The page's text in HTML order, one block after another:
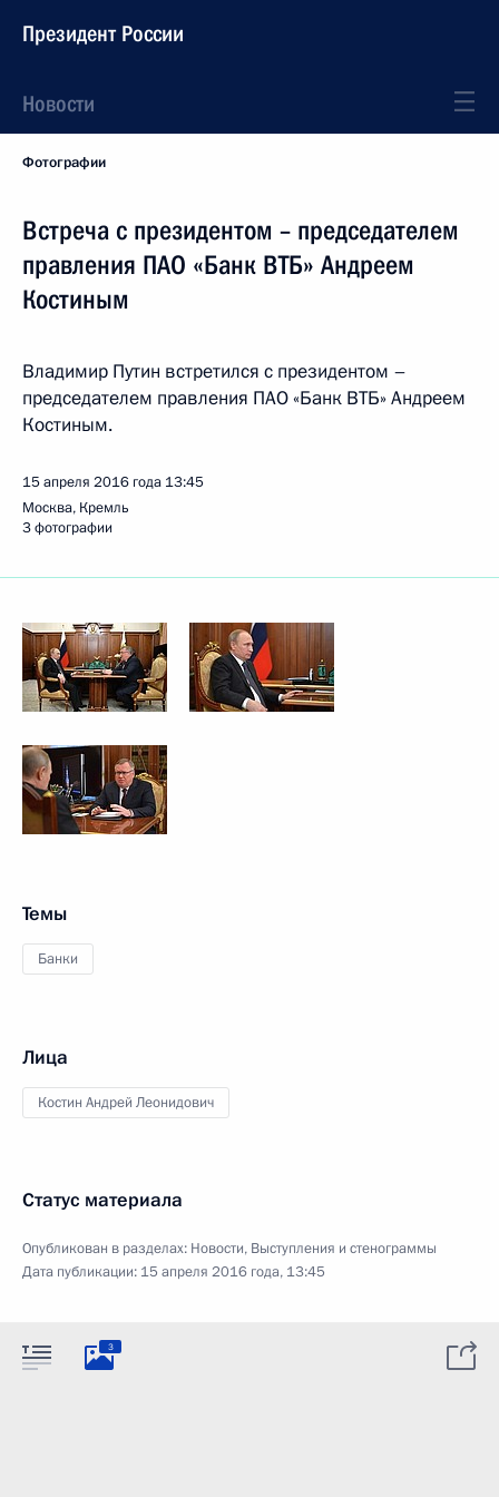
Президент России
Новости
Фотографии
Встреча с президентом – председателем
правления ПАО «Банк ВТБ» Андреем
Костиным
Владимир Путин встретился с президентом –
председателем правления ПАО «Банк ВТБ» Андреем
Костиным.
15 апреля 2016 года 13:45
Москва, Кремль
3 фотографии
Темы
Банки
Лица
Костин Андрей Леонидович
Статус материала
Опубликован в разделах: Новости, Выступления и стенограммы
Дата публикации: 15 апреля 2016 года, 13:45
3